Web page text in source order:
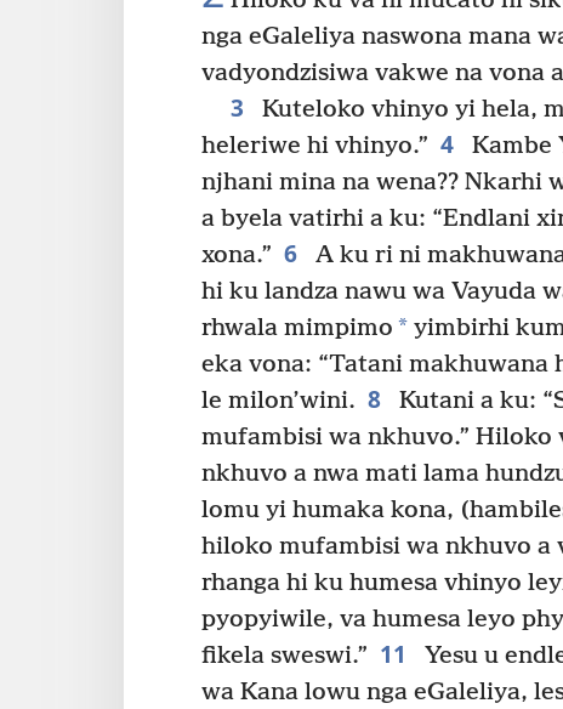
nga eGaleliya naswona mana
vadyondzisiwa vakwe na vona
3
Kuteloko vhinyo yi hela,
heleriwe hi vhinyo.” 4
Kambe
njhani mina na wena?? Nkarhi
a byela vatirhi a ku: “Endlani
xona.” 6
A ku ri ni
hi ku landza nawu wa Vayuda
rhwala mimpimo * yimbirhi
eka vona: “Tatani
le milon’wini. 8
Kutani a ku:
mufambisi wa nkhuvo.” Hiloko
nkhuvo a nwa mati lama
lomu yi humaka kona,
hiloko mufambisi wa nkhuvo a
rhanga hi ku humesa vhinyo
pyopyiwile, va humesa leyo
fikela sweswi.” 11
Yesu u
wa Kana lowu nga eGaleliya,